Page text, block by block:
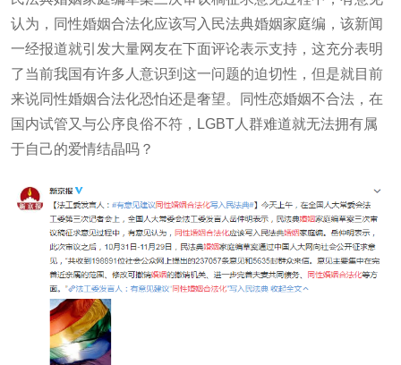
认为，同性婚姻合法化应该写入民法典婚姻家庭编，该新闻
一经报道就引发大量网友在下面评论表示支持，这充分表明
了当前我国有许多人意识到这一问题的迫切性，但是就目前
来说同性婚姻合法化恐怕还是奢望。同性恋婚姻不合法，在
国内试管又与公序良俗不符， LGBT 人群难道就无法拥有属
于自己的爱情结晶吗？